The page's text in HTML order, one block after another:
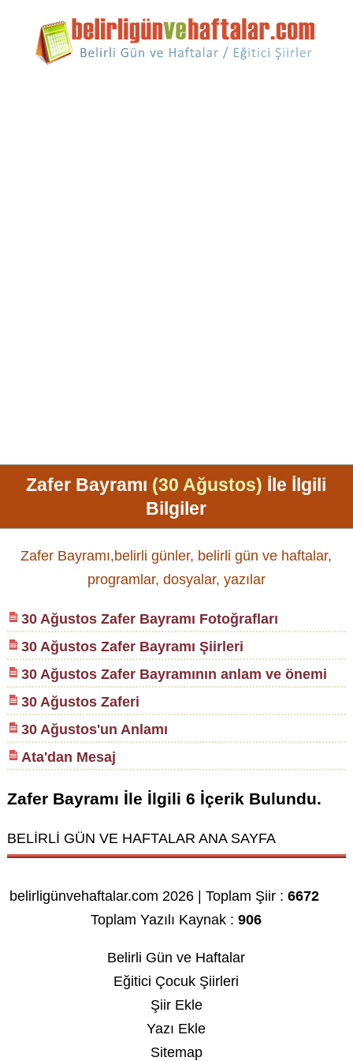
Zafer Bayramı (30 Ağustos) İle İlgili
Bilgiler
Zafer Bayramı,belirli günler, belirli gün ve haftalar,
programlar, dosyalar, yazılar
30 Ağustos Zafer Bayramı Fotoğrafları
30 Ağustos Zafer Bayramı Şiirleri
30 Ağustos Zafer Bayramının anlam ve önemi
30 Ağustos Zaferi
30 Ağustos'un Anlamı
Ata'dan Mesaj
Zafer Bayramı İle İlgili 6 İçerik Bulundu.
BELİRLİ GÜN VE HAFTALAR ANA SAYFA
belirligünvehaftalar.com 2026 | Toplam Şiir :6672
Toplam Yazılı Kaynak :906
Belirli Gün ve Haftalar
Eğitici Çocuk Şiirleri
Şiir Ekle
Yazı Ekle
Sitemap